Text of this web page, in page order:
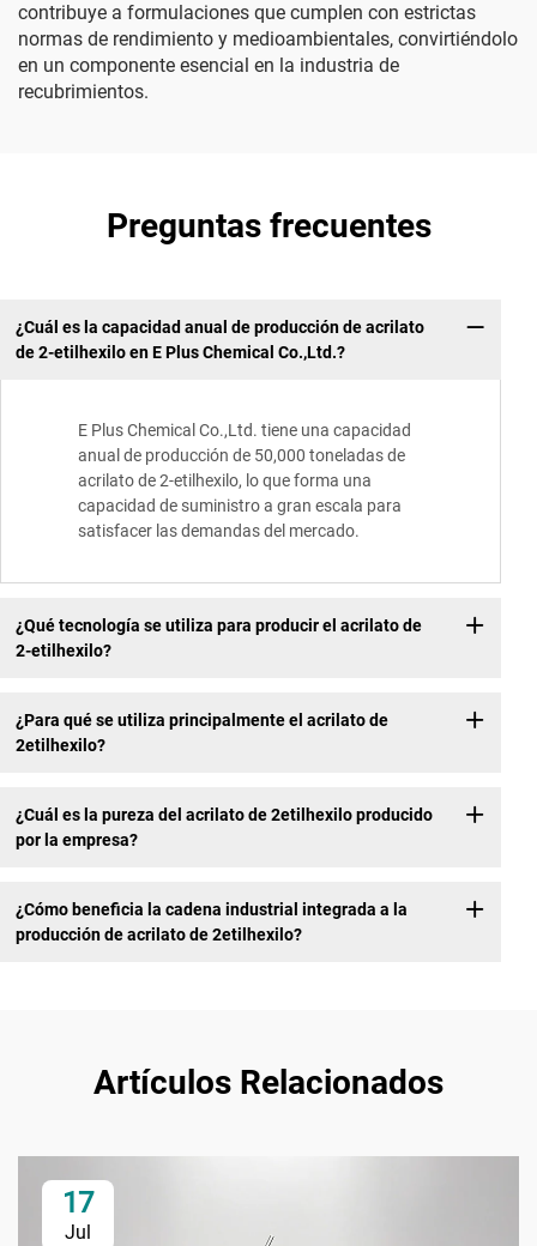
contribuye a formulaciones que cumplen con estrictas
normas de rendimiento y medioambientales, convirtiéndolo
en un componente esencial en la industria de
recubrimientos.
Preguntas frecuentes
¿Cuál es la capacidad anual de producción de acrilato
de 2-etilhexilo en E Plus Chemical Co.,Ltd.?
E Plus Chemical Co.,Ltd. tiene una capacidad
anual de producción de 50,000 toneladas de
acrilato de 2-etilhexilo, lo que forma una
capacidad de suministro a gran escala para
satisfacer las demandas del mercado.
¿Qué tecnología se utiliza para producir el acrilato de
2-etilhexilo?
¿Para qué se utiliza principalmente el acrilato de
2etilhexilo?
¿Cuál es la pureza del acrilato de 2etilhexilo producido
por la empresa?
¿Cómo beneficia la cadena industrial integrada a la
producción de acrilato de 2etilhexilo?
Artículos Relacionados
17
Jul